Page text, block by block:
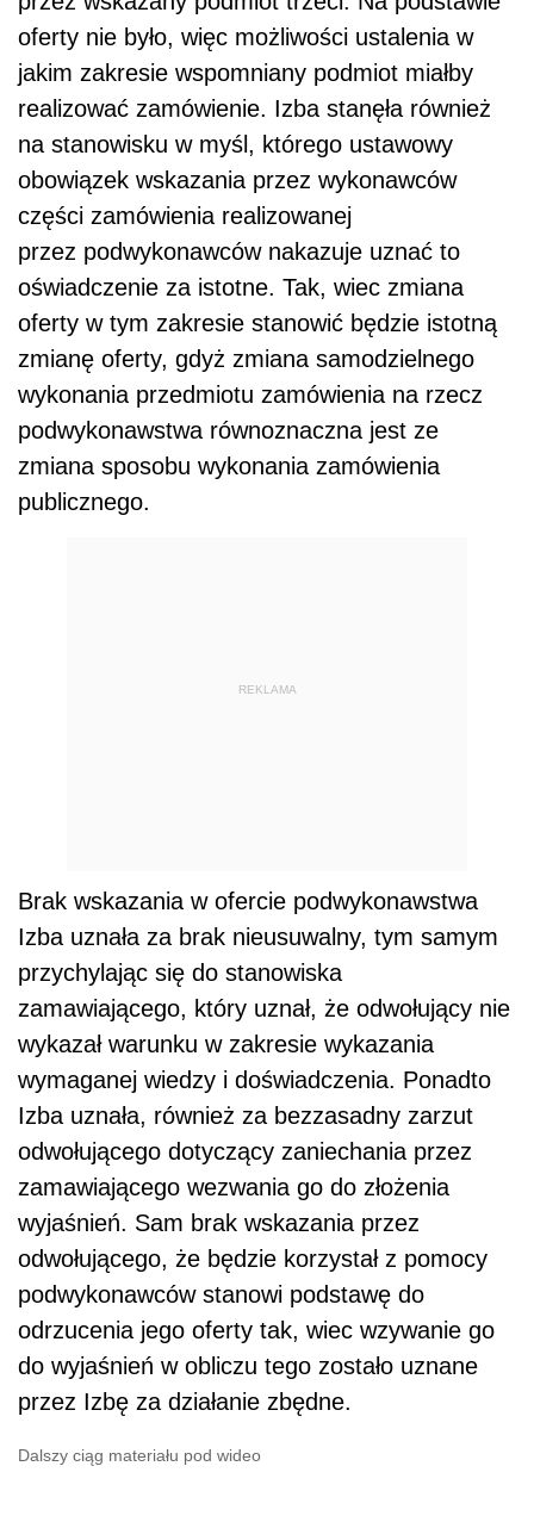
oferty nie było, więc możliwości ustalenia w
jakim zakresie wspomniany podmiot miałby
realizować zamówienie. Izba stanęła również
na stanowisku w myśl, którego ustawowy
obowiązek wskazania przez wykonawców
części zamówienia realizowanej
przez podwykonawców nakazuje uznać to
oświadczenie za istotne. Tak, wiec zmiana
oferty w tym zakresie stanowić będzie istotną
zmianę oferty, gdyż zmiana samodzielnego
wykonania przedmiotu zamówienia na rzecz
podwykonawstwa równoznaczna jest ze
zmiana sposobu wykonania zamówienia
publicznego.
REKLAMA
Brak wskazania w ofercie podwykonawstwa
Izba uznała za brak nieusuwalny, tym samym
przychylając się do stanowiska
zamawiającego, który uznał, że odwołujący nie
wykazał warunku w zakresie wykazania
wymaganej wiedzy i doświadczenia. Ponadto
Izba uznała, również za bezzasadny zarzut
odwołującego dotyczący zaniechania przez
zamawiającego wezwania go do złożenia
wyjaśnień. Sam brak wskazania przez
odwołującego, że będzie korzystał z pomocy
podwykonawców stanowi podstawę do
odrzucenia jego oferty tak, wiec wzywanie go
do wyjaśnień w obliczu tego zostało uznane
przez Izbę za działanie zbędne.
Dalszy ciąg materiału pod wideo